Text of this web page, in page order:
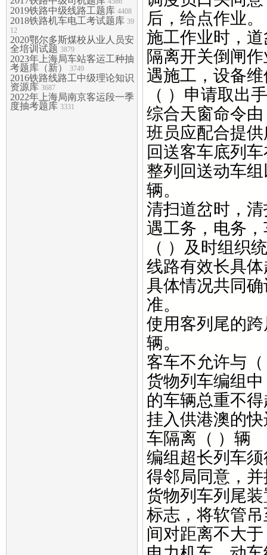
2019铁路中级线路工题库 4408
2018铁路机车电工考试题库 39
12
2020鄂尔多斯煤校从业人员安
全培训试题 3879
2023年上海局车站客运工种抽
考题库（新）
3749
2016铁路线路工中级理论知识
资源库 3687
2022年上海局南京客运段一季
度抽考题库 3331
后，给点作业。
施工作业时，
隔离开关倒闸
遇施工，设备
（ ）申请取出
综合天窗命令
班员应配合提
回送客车底列
整列回送动车
辆。
清扫道岔时，
遇工务，电务
（ ）及时组织
线路有效长具
具体情况共同
准。
使用客列尾的
辆。
客车不允许与
货物列车编组
的车辆总重不
挂入供港澳的
车隔离（ ）辆
编组超长列车
得邻局同意，
货物列车列尾
标志，将软管
间对距离不大于